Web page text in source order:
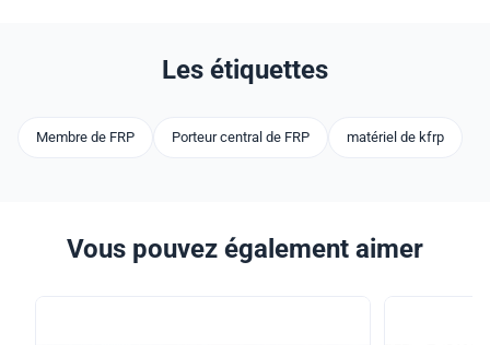
Les étiquettes
Membre de FRP Porteur central de FRP matériel de kfrp
Vous pouvez également aimer